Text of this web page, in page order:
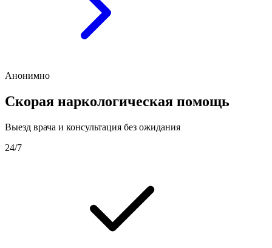
Анонимно
Скорая наркологическая помощь
Выезд врача и консультация без ожидания
24/7